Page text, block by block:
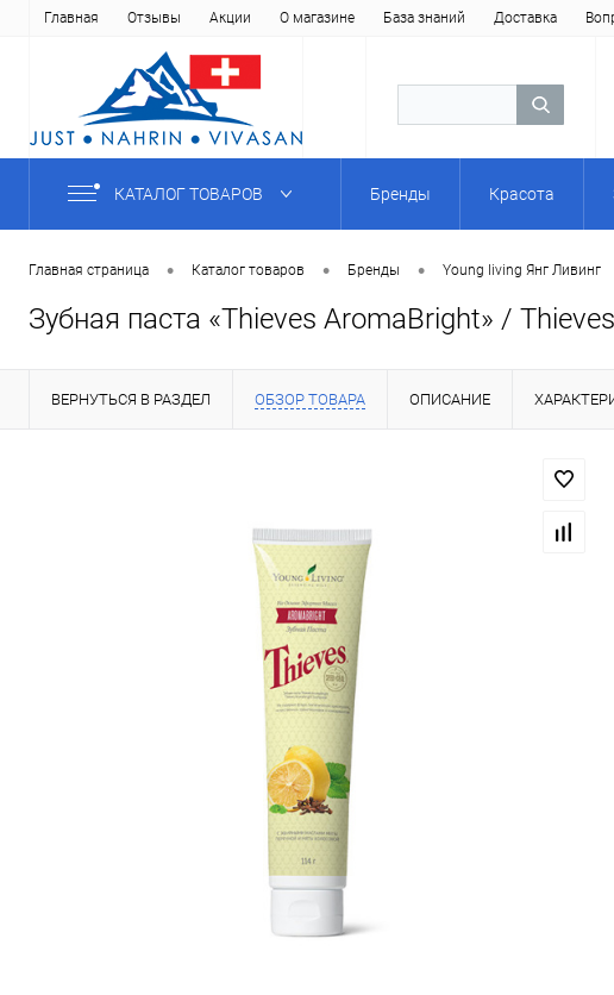
Главная Отзывы Акции О магазине База знаний Доставка
КАТАЛОГ ТОВАРОВ Бренды Красота
Главная страница • Каталог товаров • Бренды • Young Iiving Янг Ливинг
Зубная паста «Thieves AromaBright» /
ВЕРНУТЬСЯ В РАЗДЕЛ ОБЗОР ТОВАРА ОПИСАНИЕ